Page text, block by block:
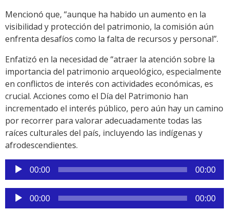
Mencionó que, “aunque ha habido un aumento en la
visibilidad y protección del patrimonio, la comisión aún
enfrenta desafíos como la falta de recursos y personal”.
Enfatizó en la necesidad de “atraer la atención sobre la
importancia del patrimonio arqueológico, especialmente
en conflictos de interés con actividades económicas, es
crucial. Acciones como el Día del Patrimonio han
incrementado el interés público, pero aún hay un camino
por recorrer para valorar adecuadamente todas las
raíces culturales del país, incluyendo las indígenas y
afrodescendientes.
Reproductor
de
audio
00:00 00:00
Reproductor
de
00:00 00:00